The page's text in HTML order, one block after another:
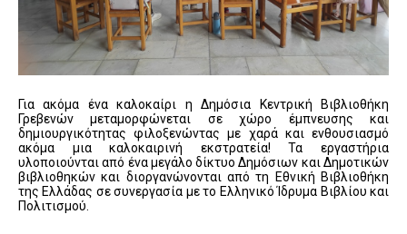
Για ακόμα ένα καλοκαίρι η Δημόσια Κεντρική Βιβλιοθήκη
Γρεβενών μεταμορφώνεται σε χώρο έμπνευσης και
δημιουργικότητας φιλοξενώντας με χαρά και ενθουσιασμό
ακόμα μια καλοκαιρινή εκστρατεία! Τα εργαστήρια
υλοποιούνται από ένα μεγάλο δίκτυο Δημόσιων και Δημοτικών
βιβλιοθηκών και διοργανώνονται από τη Εθνική Βιβλιοθήκη
της Ελλάδας σε συνεργασία με το Ελληνικό Ίδρυμα Βιβλίου και
Πολιτισμού.